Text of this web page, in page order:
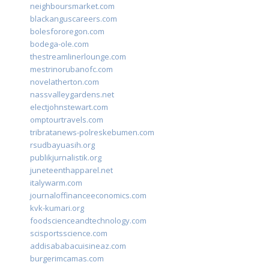
neighboursmarket.com
blackanguscareers.com
bolesfororegon.com
bodega-ole.com
thestreamlinerlounge.com
mestrinorubanofc.com
novelatherton.com
nassvalleygardens.net
electjohnstewart.com
omptourtravels.com
tribratanews-polreskebumen.com
rsudbayuasih.org
publikjurnalistik.org
juneteenthapparel.net
italywarm.com
journaloffinanceeconomics.com
kvk-kumari.org
foodscienceandtechnology.com
scisportsscience.com
addisababacuisineaz.com
burgerimcamas.com